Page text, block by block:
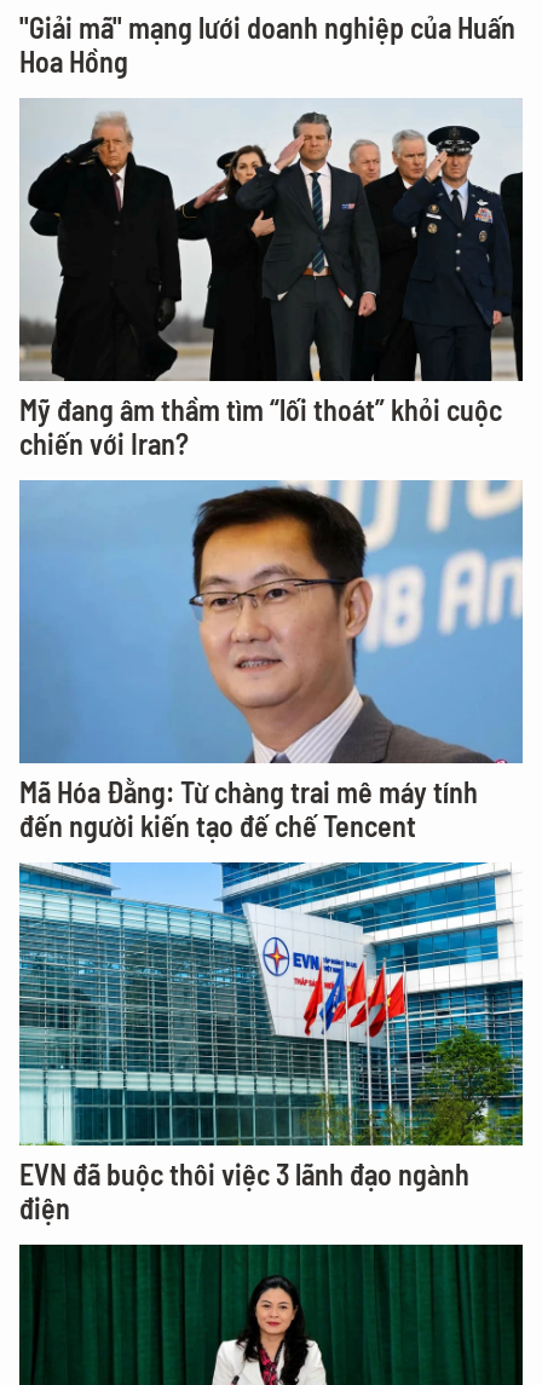
"Giải mã" mạng lưới doanh nghiệp của Huấn
Hoa Hồng
Mỹ đang âm thầm tìm “lối thoát” khỏi cuộc
chiến với Iran?
Mã Hóa Đằng: Từ chàng trai mê máy tính
đến người kiến tạo đế chế Tencent
EVN đã buộc thôi việc 3 lãnh đạo ngành
điện